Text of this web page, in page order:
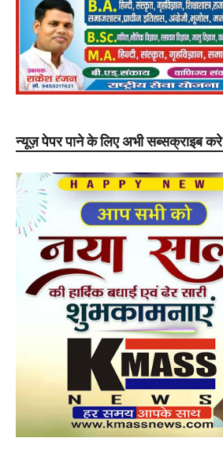
न्यूज़ पेपर पाने के लिए अभी सब्सक्राइब करे